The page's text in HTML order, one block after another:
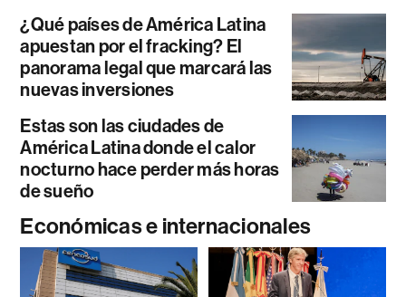
¿Qué países de América Latina
apuestan por el fracking? El
panorama legal que marcará las
nuevas inversiones
Estas son las ciudades de
América Latina donde el calor
nocturno hace perder más horas
de sueño
Económicas e internacionales